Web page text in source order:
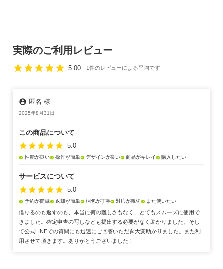
実際のご利用レビュー
starstarstarstarstar 5.00 1件のレビューによる平均です
account_circle 匿名 様
2025年8月31日
この商品について
star star star star star 5.0
check_circle 性能が良いcheck_circle 操作が簡単check_circle デザインが良いcheck_circle 商品がキレイcheck_circle 購入したい
サービスについて
star star star star star 5.0
check_circle 予約が簡単check_circle 返却が簡単check_circle 梱包が丁寧check_circle 対応が親切check_circle また使いたい
借りるのも返すのも、本当に何の難しさもなく、とてもスムーズに使用で
きました。確定申告の写しなども提出する必要がなく助かりました。そし
て公式LINEでの質問にも迅速にご回答いただき大変助かりました。また利
用させて頂きます。ありがとうございました！